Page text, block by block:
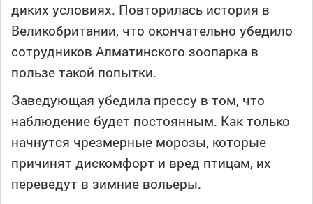
диких условиях. Повторилась история в
Великобритании, что окончательно убедило
сотрудников Алматинского зоопарка в
пользе такой попытки.
Заведующая убедила прессу в том, что
наблюдение будет постоянным. Как только
начнутся чрезмерные морозы, которые
причинят дискомфорт и вред птицам, их
переведут в зимние вольеры.